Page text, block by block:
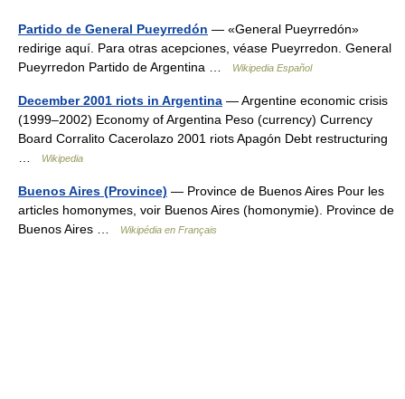
Partido de General Pueyrredón — «General Pueyrredón»
redirige aquí. Para otras acepciones, véase Pueyrredon. General
Pueyrredon Partido de Argentina …
Wikipedia Español
December 2001 riots in Argentina — Argentine economic crisis
(1999–2002) Economy of Argentina Peso (currency) Currency
Board Corralito Cacerolazo 2001 riots Apagón Debt restructuring
Wikipedia
Buenos Aires (Province) — Province de Buenos Aires Pour les
articles homonymes, voir Buenos Aires (homonymie). Province de
Buenos Aires …
Wikipédia en Français